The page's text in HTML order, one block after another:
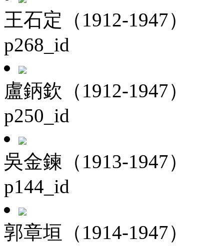
王石定（1912-1947）
p268_id
盧鈵欽（1912-1947）
p250_id
吳金鍊（1913-1947）
p144_id
郭章垣（1914-1947）